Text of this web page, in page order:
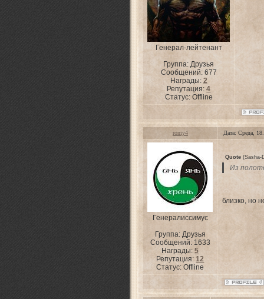
Генерал-лейтенант
Группа: Друзья
Сообщений: 677
Награды: 2
Репутация:4
Статус: Offline
romy4 Дата: Среда,
Генералиссимус
Группа: Друзья
Сообщений: 1633
Награды:5
Репутация:12
Статус:Offline
Quote (Sasha-
Из
близко, но